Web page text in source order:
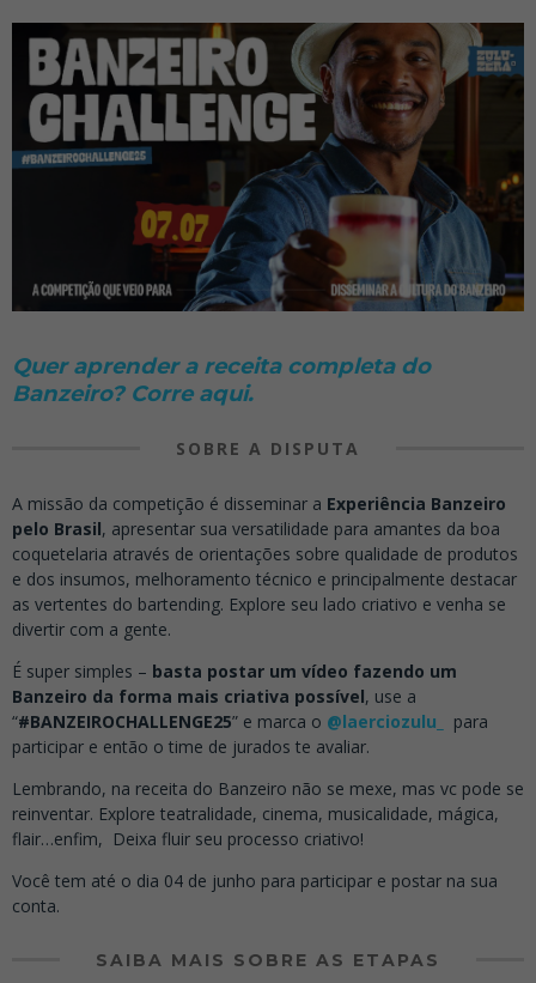
Quer aprender a receita completa do
Banzeiro? Corre aqui.
SOBRE A DISPUTA
A missão da competição é disseminar a Experiência Banzeiro
pelo Brasil, apresentar sua versatilidade para amantes da boa
coquetelaria através de orientações sobre qualidade de produtos
e dos insumos, melhoramento técnico e principalmente destacar
as vertentes do bartending. Explore seu lado criativo e venha se
divertir com a gente.
É super simples – basta postar um vídeo fazendo um
Banzeiro da forma mais criativa possível, use a
“#BANZEIROCHALLENGE25” e marca o @laerciozulu_
para
participar e então o time de jurados te avaliar.
Lembrando, na receita do Banzeiro não se mexe, mas vc pode se
reinventar. Explore teatralidade, cinema, musicalidade, mágica,
flair…enfim, Deixa fluir seu processo criativo!
Você tem até o dia 04 de junho para participar e postar na sua
conta.
SAIBA MAIS SOBRE AS ETAPAS